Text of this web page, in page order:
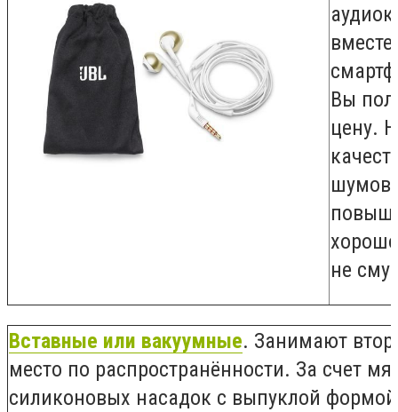
Вы
цену.
шумов
не
Вставные или вакуумные. Занимают
место по распространённости. За счет
силиконовых насадок с выпуклой